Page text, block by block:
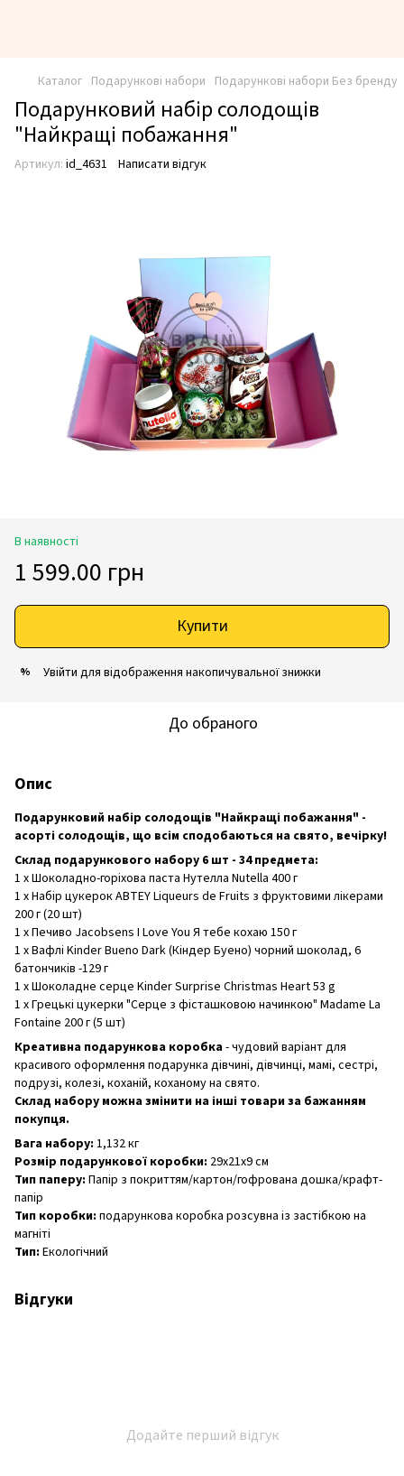
Каталог Подарункові набори Подарункові набори Без бренду
Подарунковий набір солодощів
"Найкращі побажання"
Артикул: id_4631 Написати відгук
В наявності
1 599.00 грн
Купити
% Увійти для відображення накопичувальної знижки
До обраного
Опис
Подарунковий набір солодощів "Найкращі побажання" -
асорті солодощів, що всім сподобаються на свято, вечірку!
Склад подарункового набору 6 шт - 34 предмета:
1 х Шоколадно-горіхова паста Нутелла Nutella 400 г
1 х Набір цукерок ABTEY Liqueurs de Fruits з фруктовими лікерами
200 г (20 шт)
1 х Печиво Jacobsens I Love You Я тебе кохаю 150 г
1 х Вафлі Kinder Bueno Dark (Кіндер Буено) чорний шоколад, 6
батончиків -129 г
1 х Шоколадне серце Kinder Surprise Christmas Heart 53 g
1 х Грецькі цукерки "Серце з фісташковою начинкою" Madame La
Fontaine 200 г (5 шт)
Креативна подарункова коробка- чудовий варіант для
красивого оформлення подарунка дівчині, дівчинці, мамі, сестрі,
подрузі, колезі, коханій, коханому на свято.
Склад набору можна змінити на інші товари за бажанням
покупця.
Вага набору: 1,132 кг
Розмір подарункової коробки: 29х21х9 см
Тип паперу: Папір з покриттям/картон/гофрована дошка/крафт-
папір
Тип коробки: подарункова коробка розсувна із застібкою на
магніті
Тип: Екологічний
Відгуки
Додайте перший відгук